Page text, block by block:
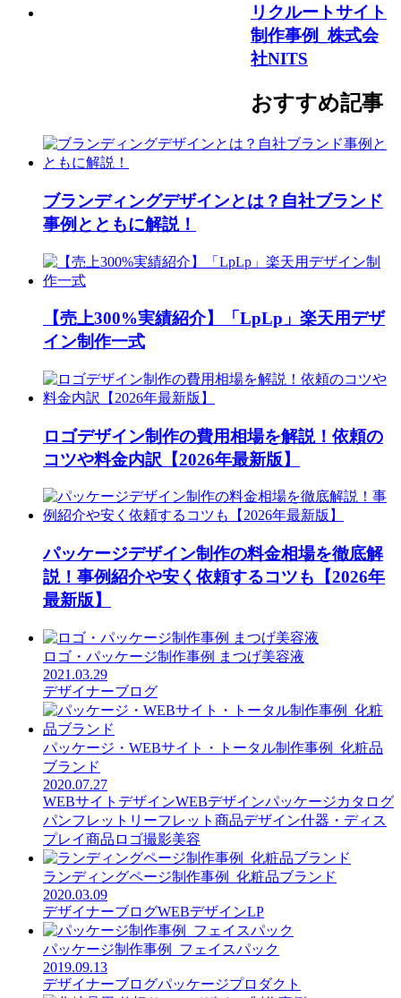
リクルートサイト
制作事例_株式会
社NITS
おすすめ記事
ブランディングデザインとは？自社ブランド
事例とともに解説！
【売上300%実績紹介】「LpLp」楽天用デザ
イン制作一式
ロゴデザイン制作の費用相場を解説！依頼の
コツや料金内訳【2026年最新版】
パッケージデザイン制作の料金相場を徹底解
説！事例紹介や安く依頼するコツも【2026年
最新版】
ロゴ・パッケージ制作事例 まつげ美容液
2021.03.29
デザイナーブログ
パッケージ・WEBサイト・トータル制作事例_化粧品
ブランド
2020.07.27
WEBサイトデザインWEBデザインパッケージカタログ
パンフレット リーフレット 商品デザイン什器・ディス
プレイ商品ロゴ撮影美容
ランディングページ制作事例_化粧品ブランド
2020.03.09
デザイナーブログWEBデザインLP
パッケージ制作事例_フェイスパック
2019.09.13
デザイナーブログパッケージプロダクト